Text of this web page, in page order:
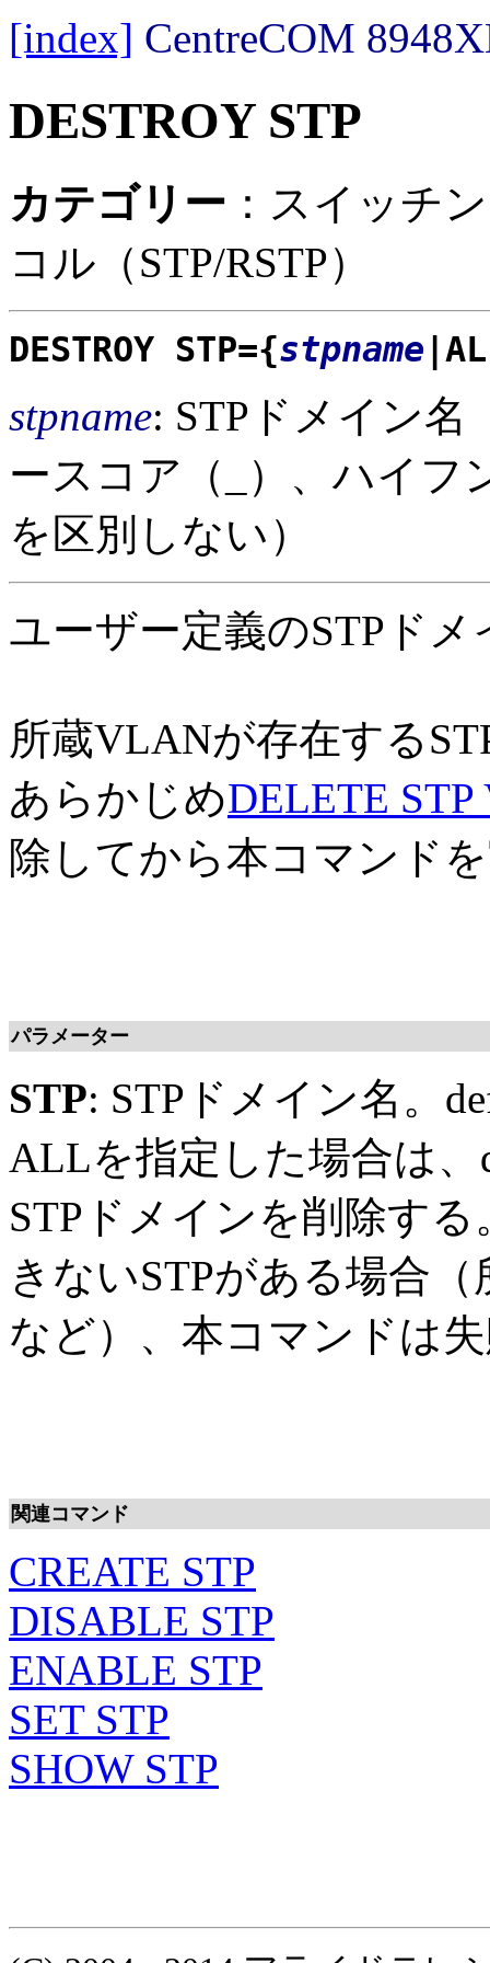
[index] CentreCOM
DESTROY STP
カテゴリー ：スイッチ
コル（STP/RSTP）
DESTROY STP={stpname
stpname: STPドメイン名
ースコア（_）、ハイフ
を区別しない）
ユーザー定義のSTPド
所蔵VLANが存在する
あらかじめDELETE
除してから本コマンド
パラメーター
STP: STPドメイン名。
ALLを指定した場合は、
STPドメインを削除す
きないSTPがある場合
など）、本コマンドは
関連コマンド
CREATE STP
DISABLE STP
ENABLE STP
SET STP
SHOW STP